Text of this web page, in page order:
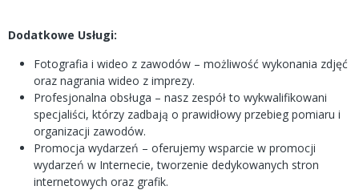
Dodatkowe Usługi:
Fotografia i wideo z zawodów – możliwość wykonania zdjęć
oraz nagrania wideo z imprezy.
Profesjonalna obsługa – nasz zespół to wykwalifikowani
specjaliści, którzy zadbają o prawidłowy przebieg pomiaru i
organizacji zawodów.
Promocja wydarzeń – oferujemy wsparcie w promocji
wydarzeń w Internecie, tworzenie dedykowanych stron
internetowych oraz grafik.